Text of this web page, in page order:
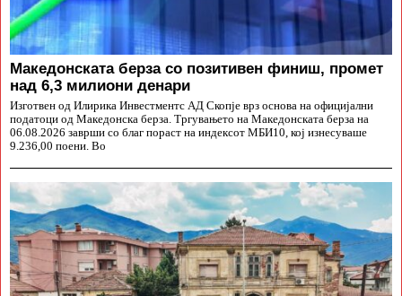
Македонската берза со позитивен финиш, промет
над 6,3 милиони денари
Изготвен од Илирика Инвестментс АД Скопје врз основа на официјални
податоци од Македонска берза. Тргувањето на Македонската берза на
06.08.2026 заврши со благ пораст на индексот МБИ10, кој изнесуваше
9.236,00 поени. Во